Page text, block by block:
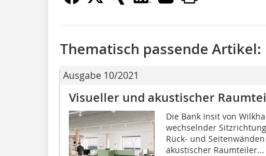
Thematisch passende Artikel:
Ausgabe 10/2021
Visueller und akustischer
Die Bank Insit von
wechselnder
Rück- und
akustischer Raumteiler...